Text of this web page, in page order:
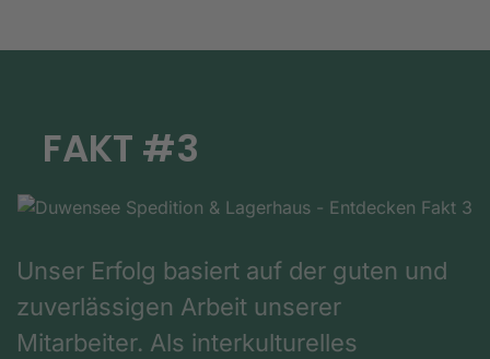
FAKT #3
Unser Erfolg basiert auf der guten und
zuverlässigen Arbeit unserer
Mitarbeiter. Als interkulturelles